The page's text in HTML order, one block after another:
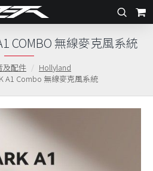
及配件
Hollyland
A1 Combo 無線麥克風系統
COMBO 無線麥克風系統